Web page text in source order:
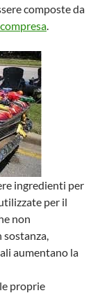
composte da
.
ingredienti per
per il
non
aumentano la
proprie